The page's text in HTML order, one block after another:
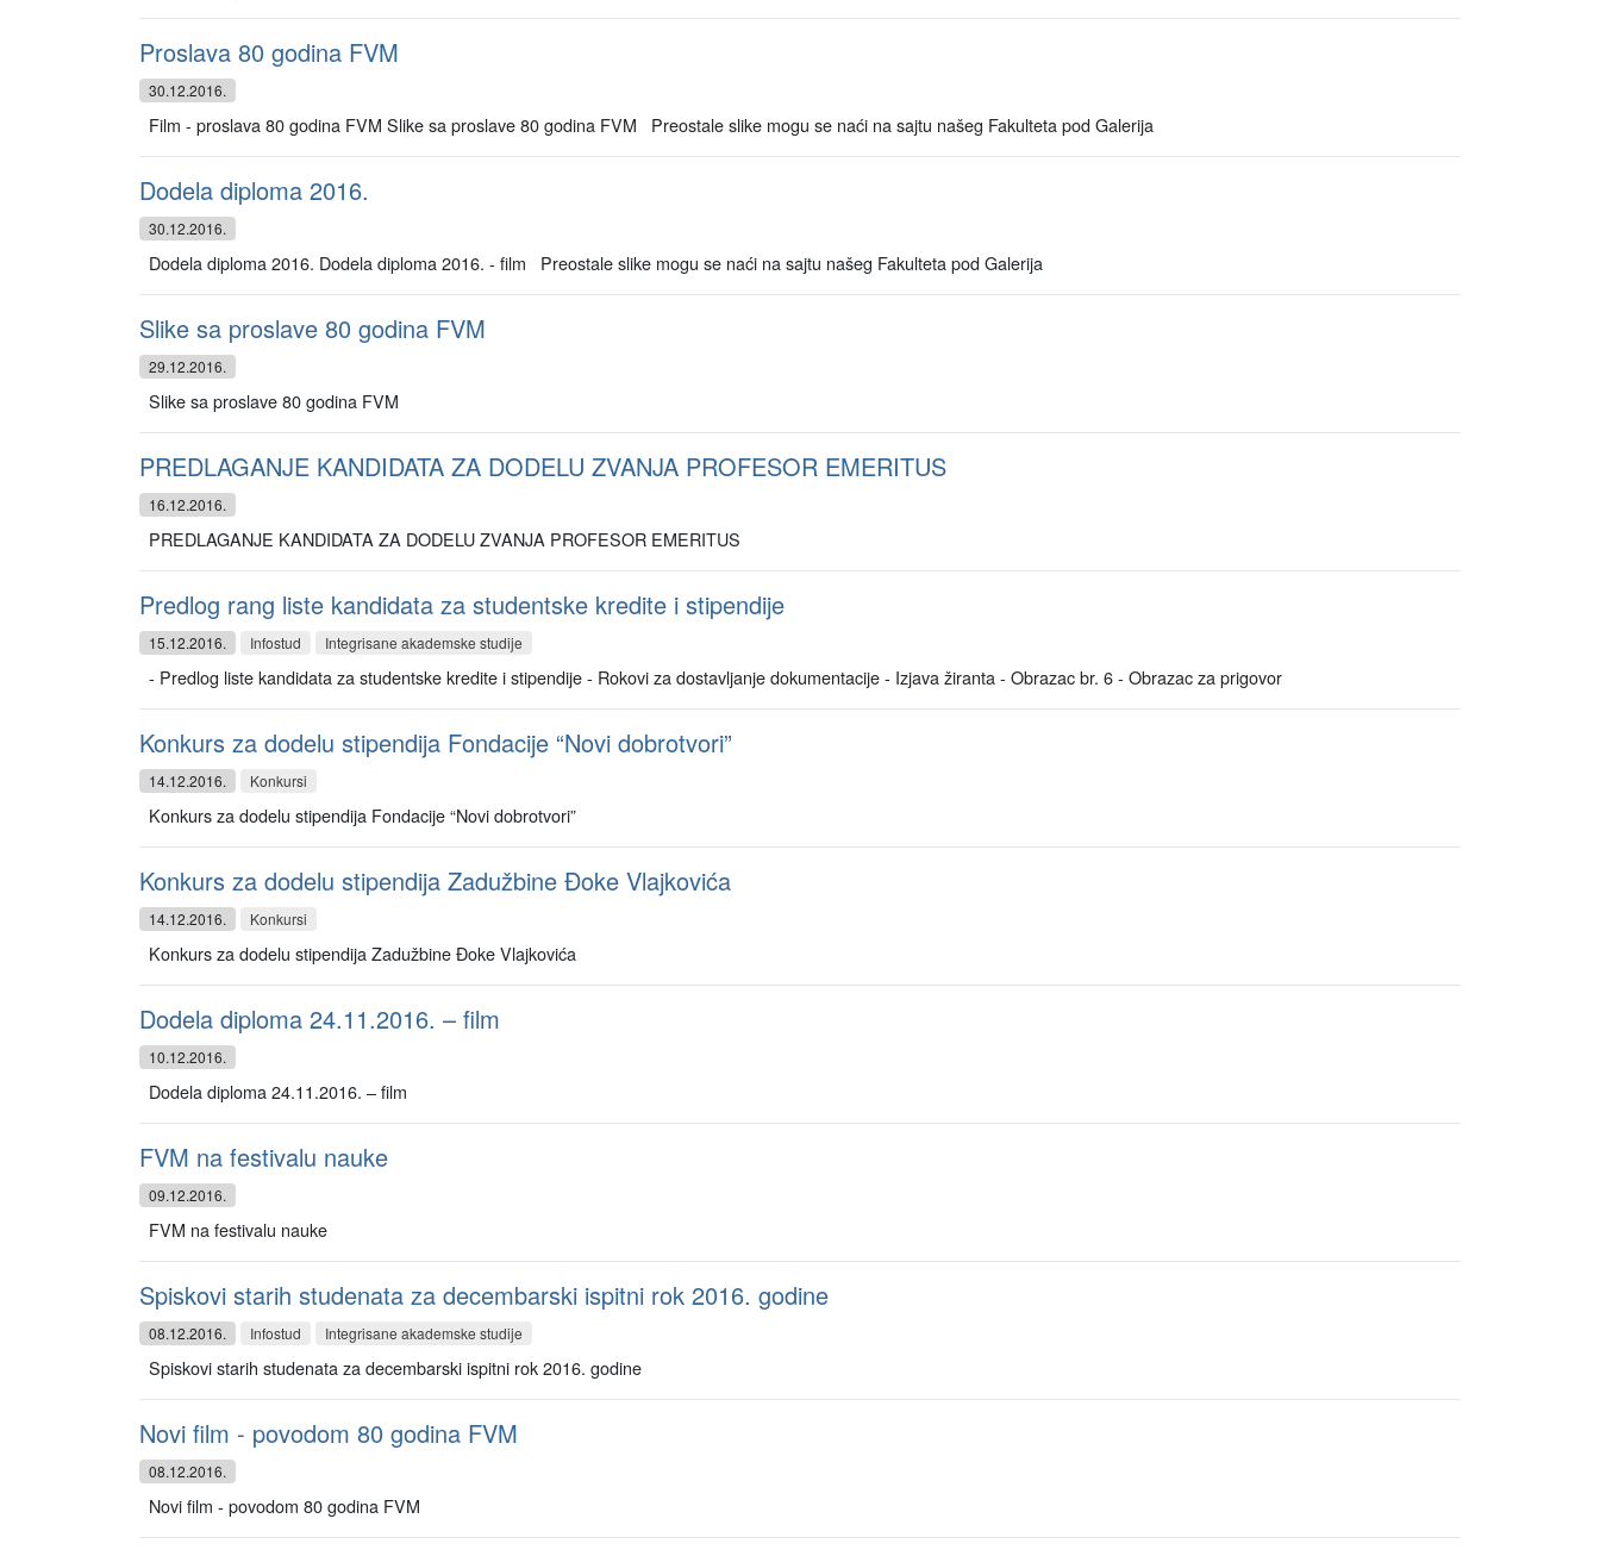
Proslava 80 godina FVM
30.12.2016.
Film - proslava 80 godina FVM Slike sa proslave 80 godina FVM Preostale slike mogu se naći na sajtu našeg Fakulteta pod Galerija
Dodela diploma 2016.
30.12.2016.
Dodela diploma 2016. Dodela diploma 2016. - film Preostale slike mogu se naći na sajtu našeg Fakulteta pod Galerija
Slike sa proslave 80 godina FVM
29.12.2016.
Slike sa proslave 80 godina FVM
PREDLAGANJE KANDIDATA ZA DODELU ZVANJA PROFESOR EMERITUS
16.12.2016.
PREDLAGANJE KANDIDATA ZA DODELU ZVANJA PROFESOR EMERITUS
Predlog rang liste kandidata za studentske kredite i stipendije
15.12.2016. Infostud Integrisane akademske studije
- Predlog liste kandidata za studentske kredite i stipendije - Rokovi za dostavljanje dokumentacije - Izjava žiranta - Obrazac br. 6 - Obrazac za prigovor
Konkurs za dodelu stipendija Fondacije “Novi dobrotvori”
14.12.2016. Konkursi
Konkurs za dodelu stipendija Fondacije “Novi dobrotvori”
Konkurs za dodelu stipendija Zadužbine Đoke Vlajkovića
14.12.2016. Konkursi
Konkurs za dodelu stipendija Zadužbine Đoke Vlajkovića
Dodela diploma 24.11.2016. – film
10.12.2016.
Dodela diploma 24.11.2016. – film
FVM na festivalu nauke
09.12.2016.
FVM na festivalu nauke
Spiskovi starih studenata za decembarski ispitni rok 2016. godine
08.12.2016. Infostud Integrisane akademske studije
Spiskovi starih studenata za decembarski ispitni rok 2016. godine
Novi film - povodom 80 godina FVM
08.12.2016.
Novi film - povodom 80 godina FVM